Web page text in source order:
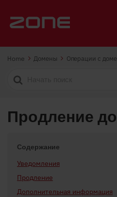
Home Домены Операции с
Search
Продление
Содержание
Уведомления
Продление
Дополнительная информация